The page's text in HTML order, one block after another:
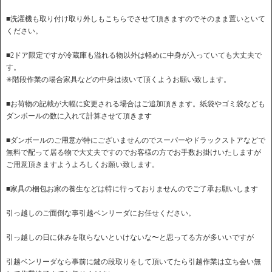
■洗濯機も取り付け取り外しもこちらでさせて頂きますのでそのまま置いといて
ください。
■2ドア限定ですが冷蔵庫も溢れる物以外は軽めに中身が入っていても大丈夫で
す。
✳︎階段作業の場合家具などの中身は抜いて頂くようお願い致します。
■お荷物の記載が大幅に変更される場合はご追加頂きます。紙袋やゴミ袋なども
ダンボールの数に入れて計算させて頂きます
■ダンボールのご用意が特にございませんのでスーパーやドラックストアなどで
無料で配って居る物で大丈夫ですのでお客様の方でお手数お掛けいたしますが
ご用意頂きますようよろしくお願い致します。
■家具の梱包お家の養生などは特に行っておりませんのでご了承お願いします
引っ越しのご面倒な事引越ベンリーダにお任せください。
引っ越しの日に休みを取らないといけないな〜と思ってる方が多いいですが
引越ベンリーダなら事前に鍵の段取りをして頂いてたら引越作業は立ち会い無